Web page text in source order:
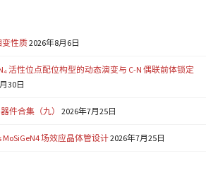
变性质2026年8月6日
活性位点配位构型的动态演变与 C-N 偶联前体锁定
30日
件合集（九） 2026年7月25日
场效应晶体管设计2026年7月25日